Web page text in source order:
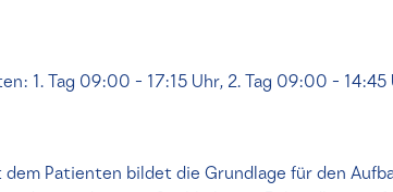
1. Tag 09:00 - 17:15 Uhr, 2. Tag 09:00 - 14:45
Patienten bildet die Grundlage für den